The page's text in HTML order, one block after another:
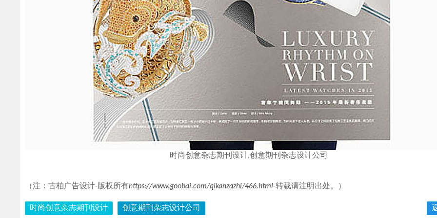
时尚创意杂志期刊设计,创意期刊杂志设计公司
（注：古柏广告设计-版权所有https://www.goobai.com/qikanzazhi/466.html-转载请注明出处。）
时尚创意杂志期刊设计 创意期刊杂志设计公司